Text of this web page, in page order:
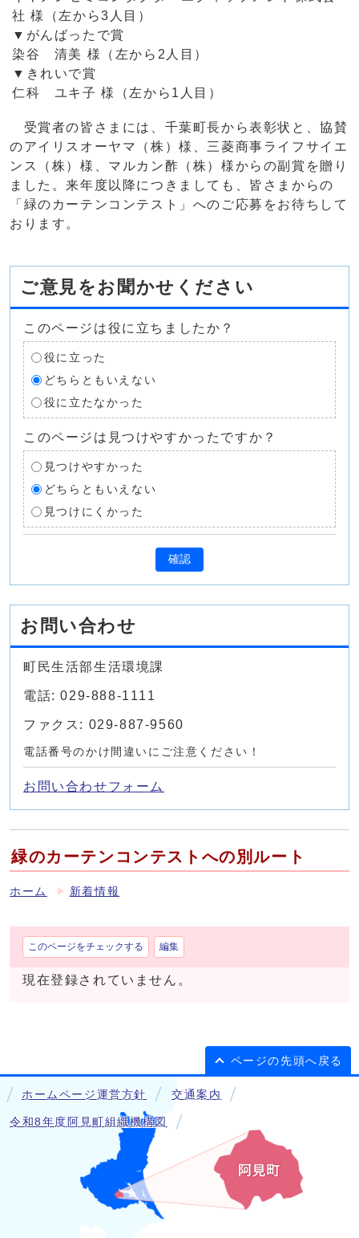
社 様（左から3人目）
▼がんばったで賞
染谷 清美 様（左から2人目）
▼きれいで賞
仁科 ユキ子 様（左から1人目）
受賞者の皆さまには、千葉町長から表彰状と、協賛
のアイリスオーヤマ（株）様、三菱商事ライフサイエ
ンス（株）様、マルカン酢（株）様からの副賞を贈り
ました。来年度以降につきましても、皆さまからの
「緑のカーテンコンテスト」へのご応募をお待ちして
おります。
ご意見をお聞かせください
このページは役に立ちましたか？
役に立った
どちらともいえない
役に立たなかった
このページは見つけやすかったですか？
見つけやすかった
どちらともいえない
見つけにくかった
確認
お問い合わせ
町民生活部生活環境課
電話: 029-888-1111
ファクス: 029-887-9560
電話番号のかけ間違いにご注意ください！
お問い合わせフォーム
緑のカーテンコンテストへの別ルート
ホーム 新着情報
このページをチェックする 編集
現在登録されていません。
ページの先頭へ戻る
ホームページ運営方針 交通案内
令和8年度阿見町組織機構図